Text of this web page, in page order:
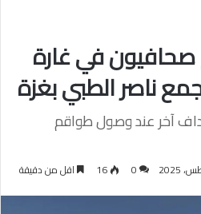
صحافيون في غارة
ناصر الطبي بغزة
آخر عند وصول طواقم
0
16 اقل من دقيقة